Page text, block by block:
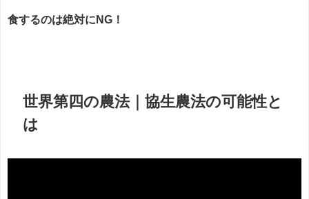
食するのは絶対にNG！
世界第四の農法｜協生農法の可能性と
は